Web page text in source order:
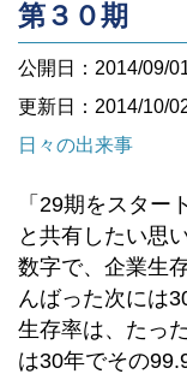
第３０期
公開日：2014/09/
更新日：2014/10/
日々の出来事
「29期をスター
と共有したい思
数字で、企業生
んばった次には
生存率は、たっ
は30年でその